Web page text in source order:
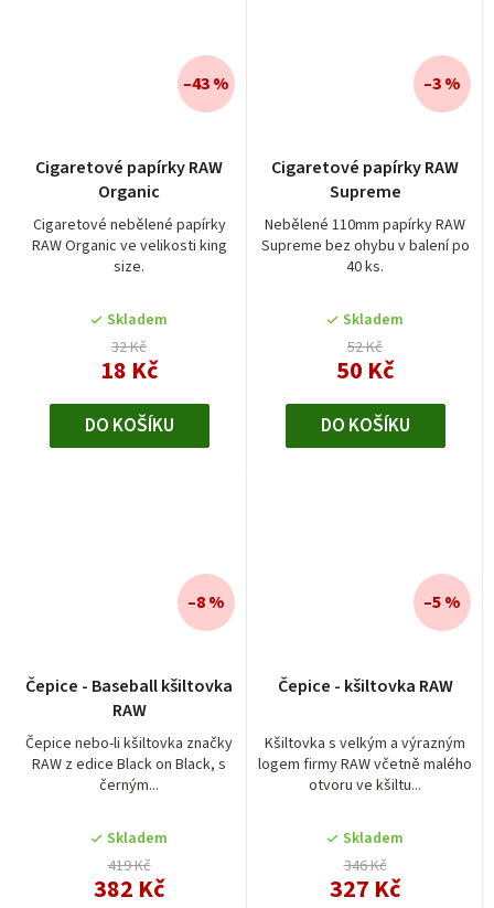
Cigaretové papírky RAW
Organic
Cigaretové nebělené papírky
RAW Organic ve velikosti king
size.
hodnocení
produktu
je
5,0
z
hvězdiček.
Skladem
32 Kč
18 Kč
–43 %
DO KOŠÍKU
Cigaretové papírky RAW
Supreme
Nebělené 110mm papírky RAW
Supreme bez ohybu v balení po
40 ks.
Skladem
52 Kč
50 Kč
–3 %
DO KOŠÍKU
Čepice - Baseball kšiltovka
RAW
Čepice nebo-li kšiltovka značky
RAW z edice Black on Black, s
černým...
hodnocení
produktu
je
5,0
z
hvězdiček.
Skladem
419 Kč
382 Kč
–8 %
Čepice - kšiltovka RAW
Kšiltovka s velkým a výrazným
logem firmy RAW včetně malého
otvoru ve kšiltu...
Skladem
346 Kč
327 Kč
–5 %